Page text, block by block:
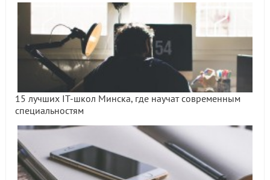
15 лучших IT-школ Минска, где научат современным
специальностям